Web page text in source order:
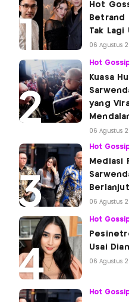
Hot
Betrand
Tak Lagi
06 Agustus
Hot
Kuasa
yang
06 Agustus
Hot
Mediasi
06 Agustus
Hot
Usai
06 Agustus
Hot